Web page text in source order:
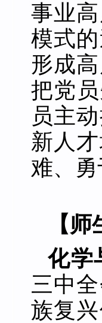
事业
模式
形成
把党
员主
新人
难、勇
【师
化学
三中
族复